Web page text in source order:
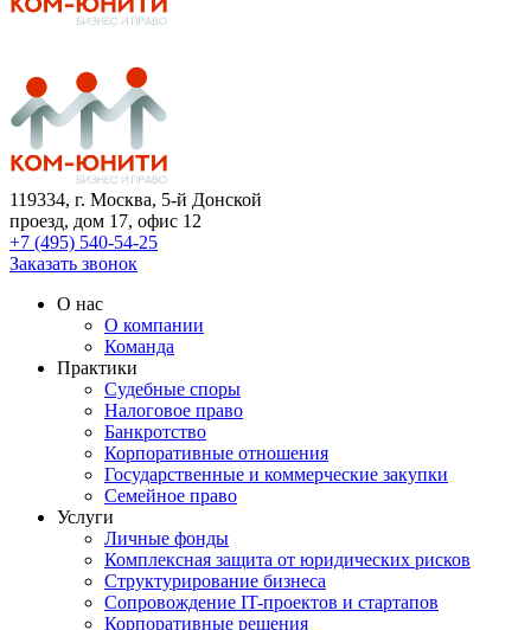
119334, г. Москва, 5-й Донской
проезд, дом 17, офис 12
+7 (495) 540-54-25
Заказать звонок
О нас
О компании
Команда
Практики
Судебные споры
Налоговое право
Банкротство
Корпоративные отношения
Государственные и коммерческие закупки
Семейное право
Услуги
Личные фонды
Комплексная защита от юридических рисков
Структурирование бизнеса
Сопровождение IT-проектов и стартапов
Корпоративные решения